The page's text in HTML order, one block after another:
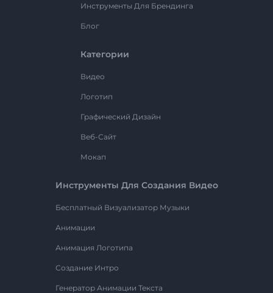
Инструменты Для Брендинга
Блог
Категории
Видео
Логотип
Графический Дизайн
Веб-Сайт
Мокап
Инструменты Для Создания Видео
Бесплатный Визуализатор Музыки
Анимации
Анимация Логотипа
Создание Интро
Генератор Анимации Текста